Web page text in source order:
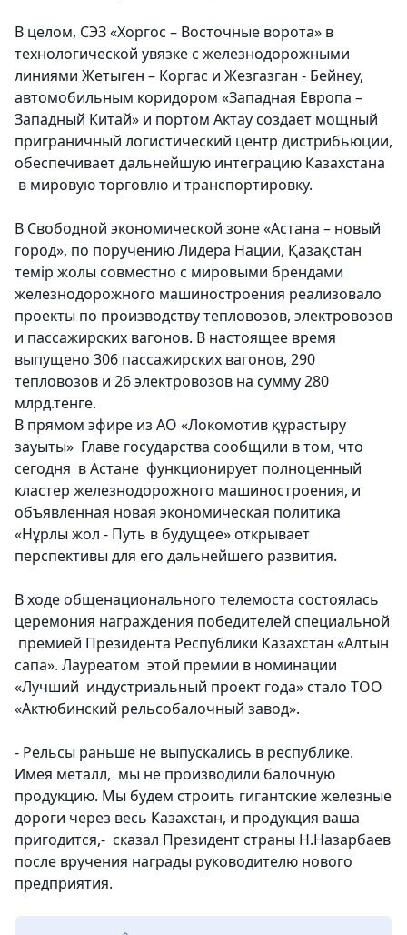
В целом, СЭЗ «Хоргос – Восточные ворота» в
технологической увязке с железнодорожными
линиями Жетыген – Коргас и Жезгазган - Бейнеу,
автомобильным коридором «Западная Европа –
Западный Китай» и портом Актау создает мощный
приграничный логистический центр дистрибьюции,
обеспечивает дальнейшую интеграцию Казахстана
в мировую торговлю и транспортировку.
В Свободной экономической зоне «Астана – новый
город», по поручению Лидера Нации, Қазақстан
темір жолы совместно с мировыми брендами
железнодорожного машиностроения реализовало
проекты по производству тепловозов, электровозов
и пассажирских вагонов. В настоящее время
выпущено 306 пассажирских вагонов, 290
тепловозов и 26 электровозов на сумму 280
млрд.тенге.
В прямом эфире из АО «Локомотив құрастыру
зауыты» Главе государства сообщили в том, что
сегодня в Астане функционирует полноценный
кластер железнодорожного машиностроения, и
объявленная новая экономическая политика
«Нұрлы жол - Путь в будущее» открывает
перспективы для его дальнейшего развития.
В ходе общенационального телемоста состоялась
церемония награждения победителей специальной
премией Президента Республики Казахстан «Алтын
сапа». Лауреатом этой премии в номинации
«Лучший индустриальный проект года» стало ТОО
«Актюбинский рельсобалочный завод».
- Рельсы раньше не выпускались в республике.
Имея металл, мы не производили балочную
продукцию. Мы будем строить гигантские железные
дороги через весь Казахстан, и продукция ваша
пригодится,- сказал Президент страны Н.Назарбаев
после вручения награды руководителю нового
предприятия.